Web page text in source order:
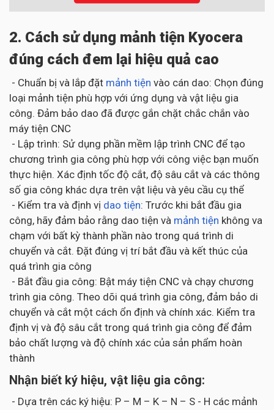
2. Cách sử dụng mảnh tiện Kyocera
đúng cách đem lại hiệu quả cao
- Chuẩn bị và lắp đặt mảnh tiện vào cán dao: Chọn đúng
loại mảnh tiện phù hợp với ứng dụng và vật liệu gia
công. Đảm bảo dao đã được gắn chặt chắc chắn vào
máy tiện CNC
- Lập trình: Sử dụng phần mềm lập trình CNC để tạo
chương trình gia công phù hợp với công việc bạn muốn
thực hiện. Xác định tốc độ cắt, độ sâu cắt và các thông
số gia công khác dựa trên vật liệu và yêu cầu cụ thể
- Kiểm tra và định vị dao tiện: Trước khi bắt đầu gia
công, hãy đảm bảo rằng dao tiện và mảnh tiện không va
chạm với bất kỳ thành phần nào trong quá trình di
chuyển và cắt. Đặt đúng vị trí bắt đầu và kết thúc của
quá trình gia công
- Bắt đầu gia công: Bật máy tiện CNC và chạy chương
trình gia công. Theo dõi quá trình gia công, đảm bảo di
chuyển và cắt một cách ổn định và chính xác. Kiểm tra
định vị và độ sâu cắt trong quá trình gia công để đảm
bảo chất lượng và độ chính xác của sản phẩm hoàn
thành
Nhận biết ký hiệu, vật liệu gia công:
- Dựa trên các ký hiệu: P – M – K – N – S - H các mảnh